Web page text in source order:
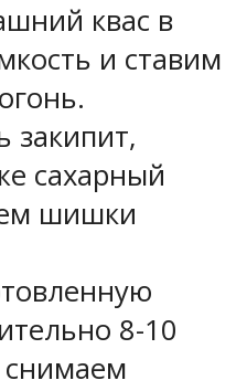
квас в
и ставим
закипит,
сахарный
шишки
8-10
снимаем